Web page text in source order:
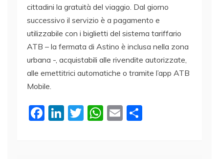
cittadini la gratuità del viaggio. Dal giorno
successivo il servizio è a pagamento e
utilizzabile con i biglietti del sistema tariffario
ATB – la fermata di Astino è inclusa nella zona
urbana -, acquistabili alle rivendite autorizzate,
alle emettitrici automatiche o tramite l’app ATB
Mobile.
F
Li T
W E